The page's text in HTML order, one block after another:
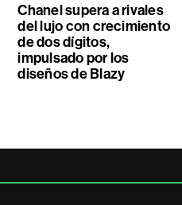
Chanel supera a rivales
del lujo con crecimiento
de dos dígitos,
impulsado por los
diseños de Blazy